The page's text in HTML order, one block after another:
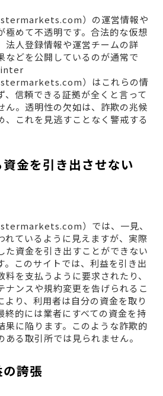
）の運営情報や
極めて不透明です。合法的な仮想
法人登録情報や運営チームの詳
などを公開しているのが通常で
）はこれらの情
、信頼できる証拠が全くと言って
ん。透明性の欠如は、詐欺の兆候
、これを見逃すことなく警戒する
金を引き出させない
）では、一見、
れているように見えますが、実際
た資金を引き出すことができない
。このサイトでは、利益を引き出
を支払うように要求されたり、
ナンスや規約変更を告げられるこ
より、利用者は自分の資金を取り
終的には業者にすべての資金を持
果に陥ります。このような詐欺的
る取引所では見られません。
誇張